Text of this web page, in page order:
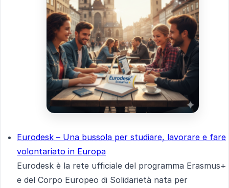
Eurodesk – Una bussola per studiare, lavorare e fare
volontariato in Europa
Eurodesk è la rete ufficiale del programma Erasmus+
e del Corpo Europeo di Solidarietà nata per